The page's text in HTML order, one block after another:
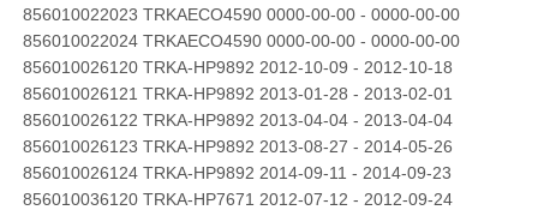
856010022023 TRKAECO4590 0000-00-00 - 0000-00-00
856010022024 TRKAECO4590 0000-00-00 - 0000-00-00
856010026120 TRKA-HP9892 2012-10-09 - 2012-10-18
856010026121 TRKA-HP9892 2013-01-28 - 2013-02-01
856010026122 TRKA-HP9892 2013-04-04 - 2013-04-04
856010026123 TRKA-HP9892 2013-08-27 - 2014-05-26
856010026124 TRKA-HP9892 2014-09-11 - 2014-09-23
856010036120 TRKA-HP7671 2012-07-12 - 2012-09-24